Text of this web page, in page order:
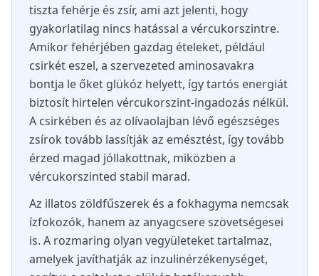
tiszta fehérje és zsír, ami azt jelenti, hogy
gyakorlatilag nincs hatással a vércukorszintre.
Amikor fehérjében gazdag ételeket, például
csirkét eszel, a szervezeted aminosavakra
bontja le őket glükóz helyett, így tartós energiát
biztosít hirtelen vércukorszint-ingadozás nélkül.
A csirkében és az olívaolajban lévő egészséges
zsírok tovább lassítják az emésztést, így tovább
érzed magad jóllakottnak, miközben a
vércukorszinted stabil marad.
Az illatos zöldfűszerek és a fokhagyma nemcsak
ízfokozók, hanem az anyagcsere szövetségesei
is. A rozmaring olyan vegyületeket tartalmaz,
amelyek javíthatják az inzulinérzékenységet,